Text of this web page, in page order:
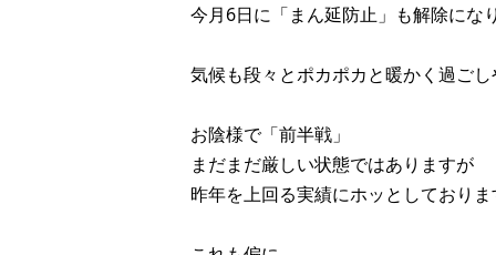
今月6日に「まん延防止」も解除にな
気候も段々とポカポカと暖かく過ご
お陰様で「前半戦」
まだまだ厳しい状態ではありますが
昨年を上回る実績にホッとしておりま